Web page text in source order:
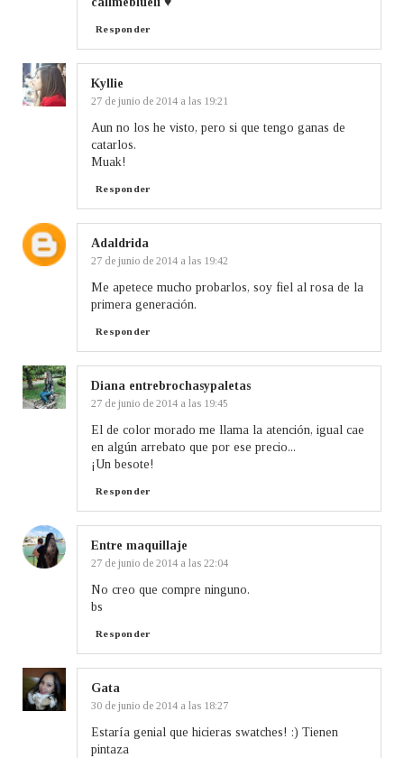
Responder
Kyllie
27 de junio de 2014 a las 19:21
Aun no los he visto, pero si que tengo ganas de
catarlos.
Muak!
Responder
Adaldrida
27 de junio de 2014 a las 19:42
Me apetece mucho probarlos, soy fiel al rosa de la
primera generación.
Responder
Diana entrebrochasypaletas
27 de junio de 2014 a las 19:45
El de color morado me llama la atención, igual cae
en algún arrebato que por ese precio...
¡Un besote!
Responder
Entre maquillaje
27 de junio de 2014 a las 22:04
No creo que compre ninguno.
bs
Responder
Gata
30 de junio de 2014 a las 18:27
Estaría genial que hicieras swatches! :) Tienen
pintaza